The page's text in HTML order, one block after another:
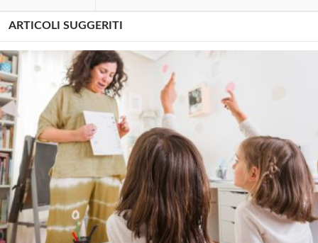
ARTICOLI SUGGERITI